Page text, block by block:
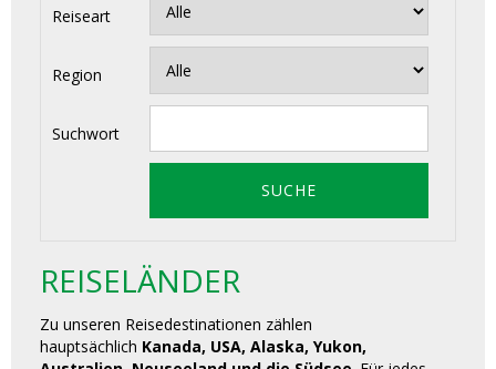
Reiseart
Region
Suchwort
REISELÄNDER
Zu unseren Reisedestinationen zählen
hauptsächlich Kanada, USA, Alaska, Yukon,